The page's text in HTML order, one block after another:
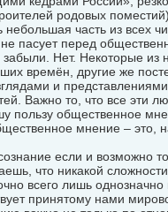
родовых
часть из всех
не пасует перед
Нет. Некоторые из
времён, другие же
и
Важно то, что все эти
пользу общественное
мнение – это,
если и возможно
что никакой сложности
всего лишь однозначно
принятому нами